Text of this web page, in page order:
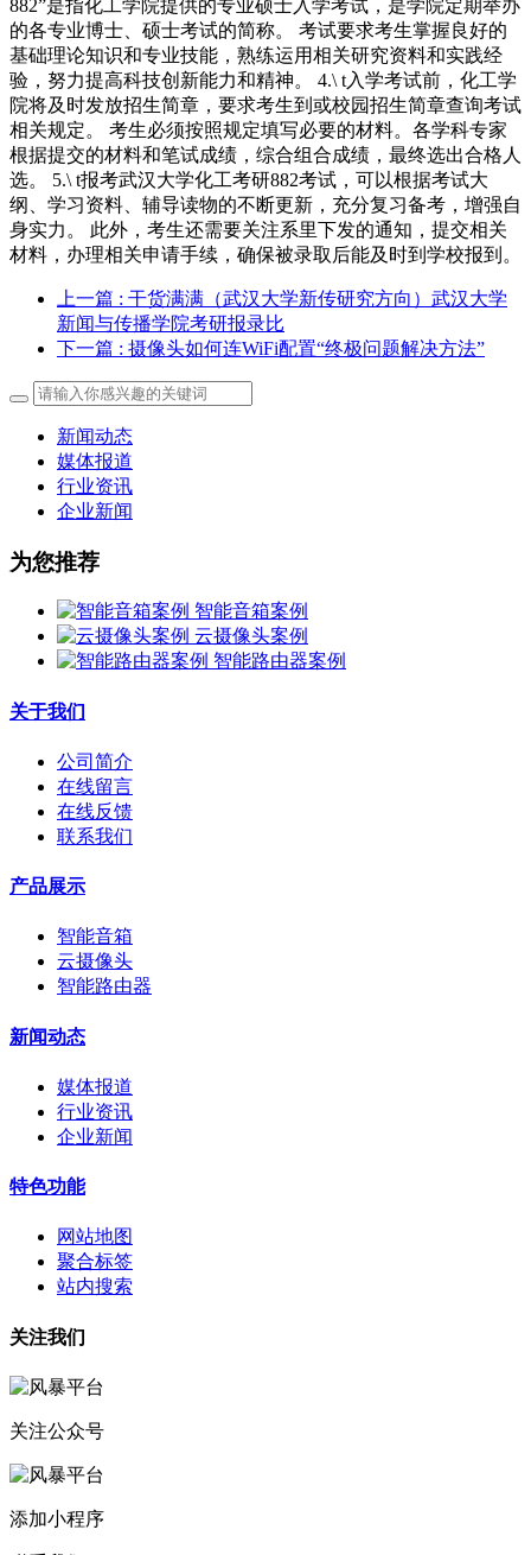
882”是指化工学院提供的专业硕士入学考试，是学院定期举办
的各专业博士、硕士考试的简称。 考试要求考生掌握良好的
基础理论知识和专业技能，熟练运用相关研究资料和实践经
验，努力提高科技创新能力和精神。 4.\ t入学考试前，化工学
院将及时发放招生简章，要求考生到或校园招生简章查询考试
相关规定。 考生必须按照规定填写必要的材料。各学科专家
根据提交的材料和笔试成绩，综合组合成绩，最终选出合格人
选。 5.\ t报考武汉大学化工考研882考试，可以根据考试大
纲、学习资料、辅导读物的不断更新，充分复习备考，增强自
身实力。 此外，考生还需要关注系里下发的通知，提交相关
材料，办理相关申请手续，确保被录取后能及时到学校报到。
上一篇 : 干货满满（武汉大学新传研究方向）武汉大学
新闻与传播学院考研报录比
下一篇 : 摄像头如何连WiFi配置“终极问题解决方法”
新闻动态
媒体报道
行业资讯
企业新闻
为您推荐
智能音箱案例
云摄像头案例
智能路由器案例
关于我们
公司简介
在线留言
在线反馈
联系我们
产品展示
智能音箱
云摄像头
智能路由器
新闻动态
媒体报道
行业资讯
企业新闻
特色功能
网站地图
聚合标签
站内搜索
关注我们
关注公众号
添加小程序